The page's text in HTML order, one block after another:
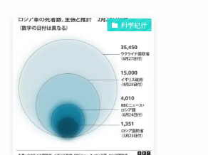
科学紀行